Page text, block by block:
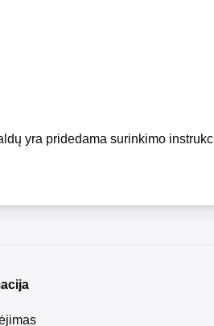
yra pridedama surinkimo